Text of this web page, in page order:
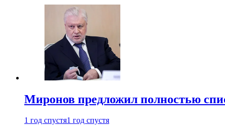
Миронов предложил полностью
1 год спустя1 год спустя